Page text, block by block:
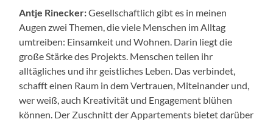
Antje Rinecker:Gesellschaftlich gibt es in meinen
Augen zwei Themen, die viele Menschen im Alltag
umtreiben: Einsamkeit und Wohnen. Darin liegt die
große Stärke des Projekts. Menschen teilen ihr
alltägliches und ihr geistliches Leben. Das verbindet,
schafft einen Raum in dem Vertrauen, Miteinander und,
wer weiß, auch Kreativität und Engagement blühen
können. Der Zuschnitt der Appartements bietet darüber